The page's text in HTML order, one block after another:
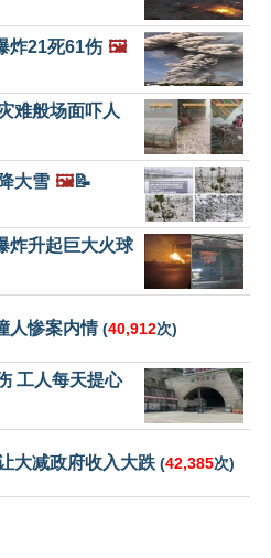
炸21死61伤 🖼️
难般场面吓人
大雪 🖼️📝
炸升起巨大火球
人惨案内情(40,912次)
工人每天提心
大减政府收入大跌 (42,385次)